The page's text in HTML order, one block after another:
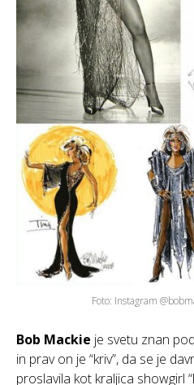
Foto: Instagram
Bob Mackie je svetu znan
in prav on je “kriv”, da se je
proslavila kot kraljica showgirl